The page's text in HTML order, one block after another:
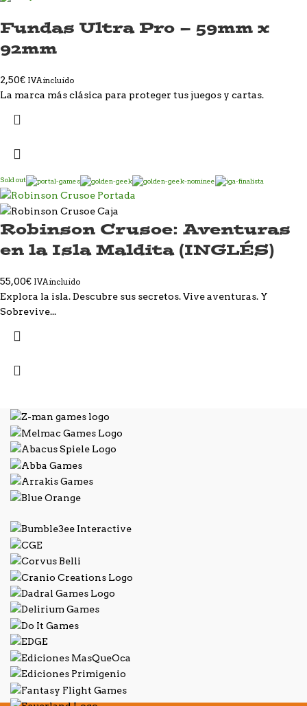
Fundas Ultra Pro – 59mm x
92mm
2,50€ IVA incluido
La marca más clásica para proteger tus juegos y cartas.
Sold out
Robinson Crusoe: Aventuras
en la Isla Maldita (INGLÉS)
55,00€ IVA incluido
Explora la isla. Descubre sus secretos. Vive aventuras. Y
Sobrevive...